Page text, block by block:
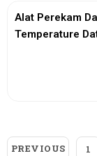
Alat Perekam
Temperature
PREVIOUS 1